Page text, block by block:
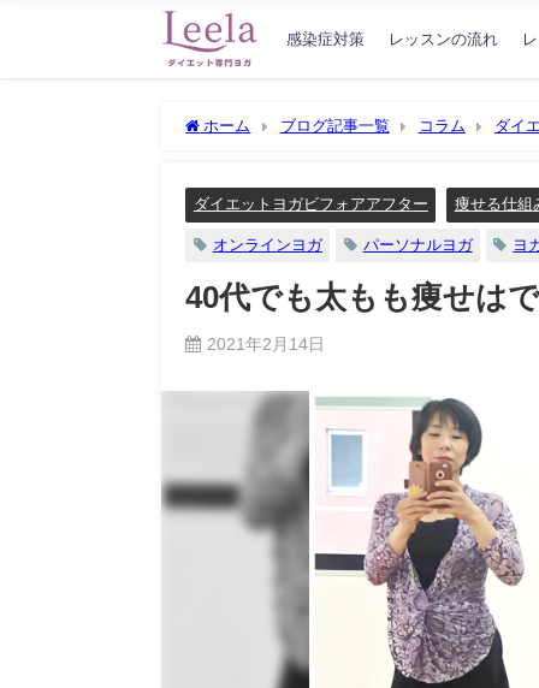
感染症対策 レッスンの流れ
ホーム ブログ記事一覧 コラム
ダイ
ダイエットヨガビフォアアフター 痩せる仕組
オンラインヨガ パーソナルヨガ ヨ
40代でも太もも痩せは
2021年2月14日